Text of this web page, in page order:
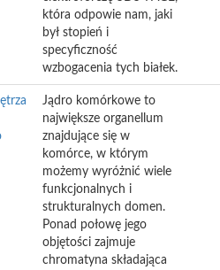
która odpowie nam, jaki
był stopień i
specyficzność
wzbogacenia tych białek.
Jądro komórkowe to
największe organellum
znajdujące się w
komórce, w którym
możemy wyróżnić wiele
funkcjonalnych i
strukturalnych domen.
Ponad połowę jego
objętości zajmuje
chromatyna składająca